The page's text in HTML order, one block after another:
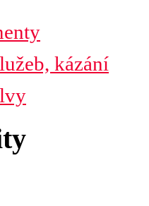
kázání